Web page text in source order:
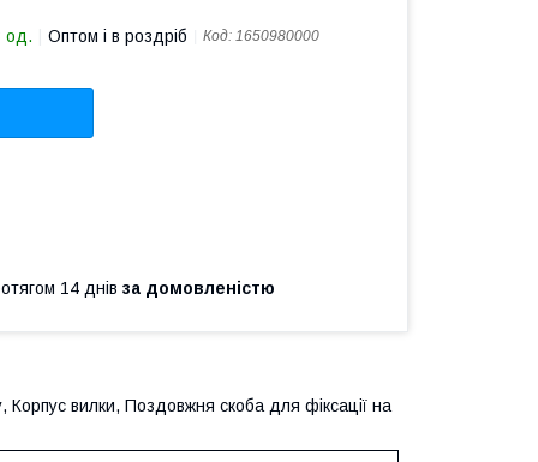
од. Оптом і в роздріб Код: 1650980000
14 днів за домовленістю
вилки, Поздовжня скоба для фіксації на